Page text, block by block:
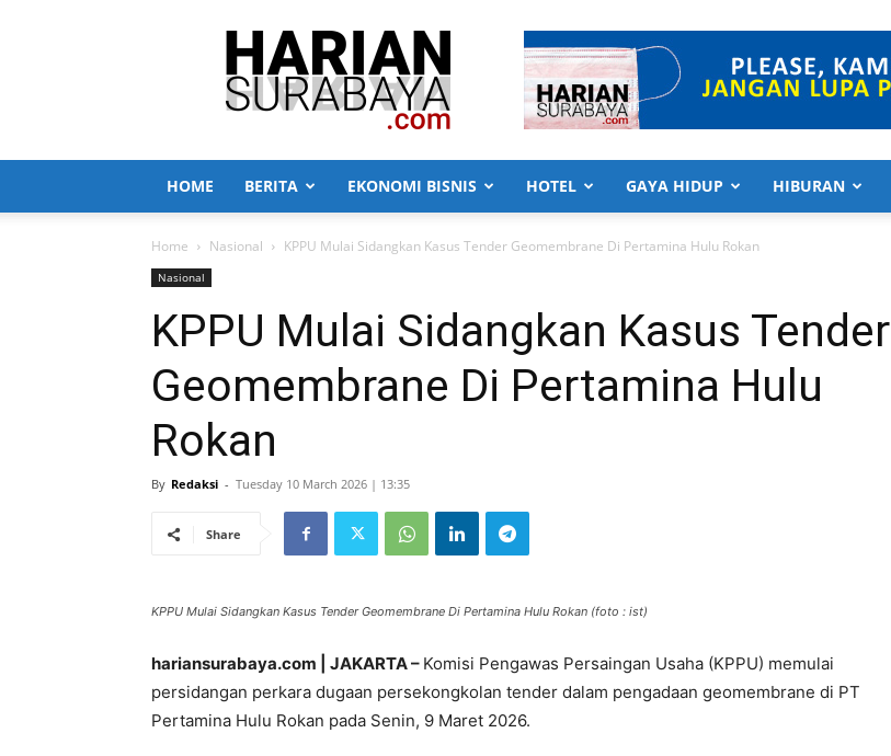
Harian
Surabaya
HOME BERITA EKONOMI BISNIS HOTEL GAYA HIDUP HIBURAN
Home Nasional KPPU Mulai Sidangkan Kasus Tender Geomembrane Di Pertamina Hulu Rokan
Nasional
KPPU Mulai Sidangkan Kasus Tender
Geomembrane Di Pertamina Hulu
Rokan
By Redaksi - Tuesday 10 March 2026 | 13:35
Share
KPPU Mulai Sidangkan Kasus Tender Geomembrane Di Pertamina Hulu Rokan (foto : ist)
hariansurabaya.com | JAKARTA – Komisi Pengawas Persaingan Usaha (KPPU) memulai
persidangan perkara dugaan persekongkolan tender dalam pengadaan geomembrane di PT
Pertamina Hulu Rokan pada Senin, 9 Maret 2026.